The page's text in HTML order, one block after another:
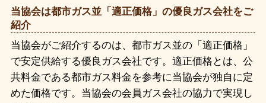
当協会は都市ガス並「適正価格」の優良ガス会社をご
紹介
当協会がご紹介するのは、都市ガス並の「適正価格」
で安定供給する優良ガス会社です。適正価格とは、公
共料金である都市ガス料金を参考に当協会が独自に定
めた価格です。当協会の会員ガス会社の協力で実現し